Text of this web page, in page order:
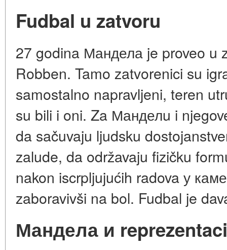
Fudbal u zatvoru
27 godina Мандела je proveo u
Robben. Tamo zatvorenici su
samostalno napravljeni, teren
su bili i oni. Za Манделu i
da sačuvaju ljudsku
zalude, da održavaju fizičku
nakon iscrpljujućih radova у
zaboravivši na bol. Fudbal je
Мандела и